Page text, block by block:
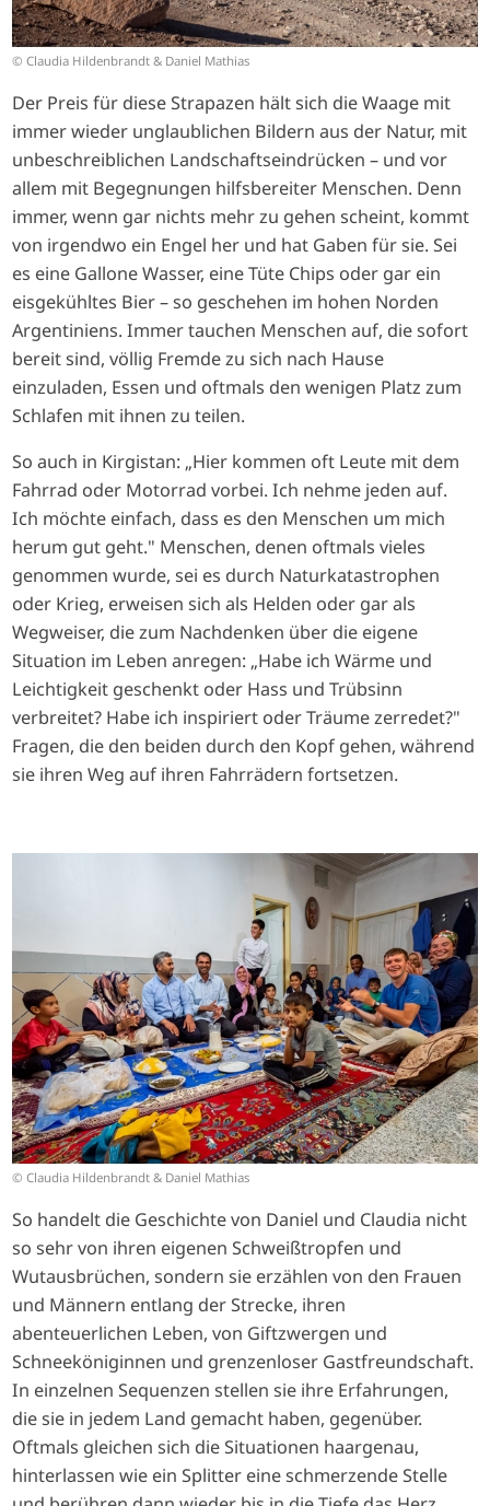
© Claudia Hildenbrandt & Daniel Mathias
Der Preis für diese Strapazen hält sich die Waage mit
immer wieder unglaublichen Bildern aus der Natur, mit
unbeschreiblichen Landschaftseindrücken – und vor
allem mit Begegnungen hilfsbereiter Menschen. Denn
immer, wenn gar nichts mehr zu gehen scheint, kommt
von irgendwo ein Engel her und hat Gaben für sie. Sei
es eine Gallone Wasser, eine Tüte Chips oder gar ein
eisgekühltes Bier – so geschehen im hohen Norden
Argentiniens. Immer tauchen Menschen auf, die sofort
bereit sind, völlig Fremde zu sich nach Hause
einzuladen, Essen und oftmals den wenigen Platz zum
Schlafen mit ihnen zu teilen.
So auch in Kirgistan: „Hier kommen oft Leute mit dem
Fahrrad oder Motorrad vorbei. Ich nehme jeden auf.
Ich möchte einfach, dass es den Menschen um mich
herum gut geht." Menschen, denen oftmals vieles
genommen wurde, sei es durch Naturkatastrophen
oder Krieg, erweisen sich als Helden oder gar als
Wegweiser, die zum Nachdenken über die eigene
Situation im Leben anregen: „Habe ich Wärme und
Leichtigkeit geschenkt oder Hass und Trübsinn
verbreitet? Habe ich inspiriert oder Träume zerredet?"
Fragen, die den beiden durch den Kopf gehen, während
sie ihren Weg auf ihren Fahrrädern fortsetzen.
© Claudia Hildenbrandt & Daniel Mathias
So handelt die Geschichte von Daniel und Claudia nicht
so sehr von ihren eigenen Schweißtropfen und
Wutausbrüchen, sondern sie erzählen von den Frauen
und Männern entlang der Strecke, ihren
abenteuerlichen Leben, von Giftzwergen und
Schneeköniginnen und grenzenloser Gastfreundschaft.
In einzelnen Sequenzen stellen sie ihre Erfahrungen,
die sie in jedem Land gemacht haben, gegenüber.
Oftmals gleichen sich die Situationen haargenau,
hinterlassen wie ein Splitter eine schmerzende Stelle